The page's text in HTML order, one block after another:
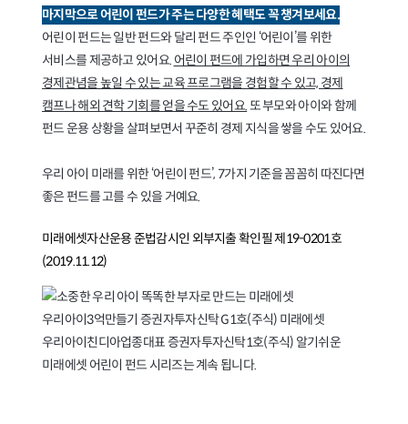
마지막으로 어린이 펀드가 주는 다양한 혜택도 꼭 챙겨보세요.
어린이 펀드는 일반 펀드와 달리 펀드 주인인 ‘어린이’를 위한
서비스를 제공하고 있어요. 어린이 펀드에 가입하면 우리 아이의
경제관념을 높일 수 있는 교육 프로그램을 경험할 수 있고, 경제
캠프나 해외 견학 기회를 얻을 수도 있어요.또 부모와 아이와 함께
펀드 운용 상황을 살펴보면서 꾸준히 경제 지식을 쌓을 수도 있어요.
우리 아이 미래를 위한 ‘어린이 펀드’, 7가지 기준을 꼼꼼히 따진다면
좋은 펀드를 고를 수 있을 거예요.
미래에셋자산운용 준법감시인 외부지출 확인필 제19-0201호
(2019.11.12)